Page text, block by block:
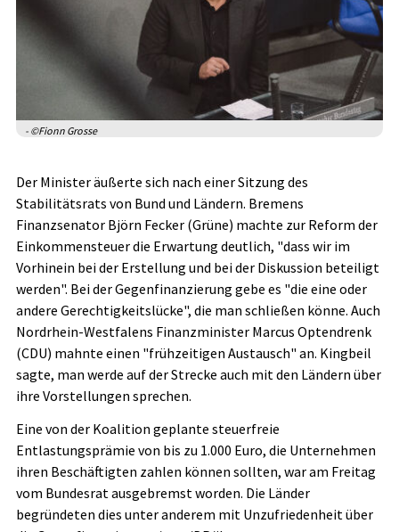
- ©Fionn Grosse
Der Minister äußerte sich nach einer Sitzung des
Stabilitätsrats von Bund und Ländern. Bremens
Finanzsenator Björn Fecker (Grüne) machte zur Reform der
Einkommensteuer die Erwartung deutlich, "dass wir im
Vorhinein bei der Erstellung und bei der Diskussion beteiligt
werden". Bei der Gegenfinanzierung gebe es "die eine oder
andere Gerechtigkeitslücke", die man schließen könne. Auch
Nordrhein-Westfalens Finanzminister Marcus Optendrenk
(CDU) mahnte einen "frühzeitigen Austausch" an. Kingbeil
sagte, man werde auf der Strecke auch mit den Ländern über
ihre Vorstellungen sprechen.
Eine von der Koalition geplante steuerfreie
Entlastungsprämie von bis zu 1.000 Euro, die Unternehmen
ihren Beschäftigten zahlen können sollten, war am Freitag
vom Bundesrat ausgebremst worden. Die Länder
begründeten dies unter anderem mit Unzufriedenheit über